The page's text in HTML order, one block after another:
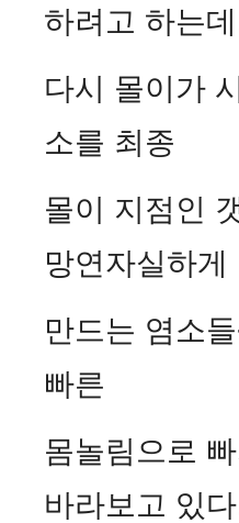
하려고 하는
다시 몰이가
소를 최종
몰이 지점인
망연자실하게
만드는 염소
빠른
몸놀림으로
바라보고 있